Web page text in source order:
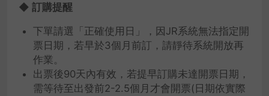
◆ 訂購提醒
下單請選「正確使用日」，因JR系統無法指定開
票日期，若早於3個月前訂，請靜待系統開放再
作業。
出票後90天內有效，若提早訂購未達開票日期，
需等待至出發前2-2.5個月才會開票(日期依實際